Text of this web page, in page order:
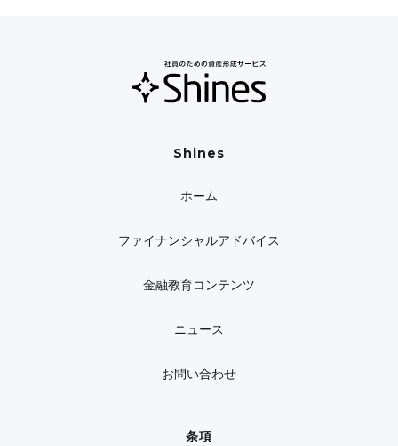
Shines
ホーム
ファイナンシャルアドバイス
金融教育コンテンツ
ニュース
お問い合わせ
条項